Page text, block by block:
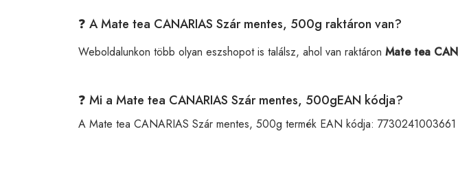
❓ A Mate tea CANARIAS Szár mentes, 500g raktáron van?
Weboldalunkon több olyan eszshopot is találsz, ahol van raktáron Mate tea
❓ Mi a Mate tea CANARIAS Szár mentes, 500gEAN kódja?
A Mate tea CANARIAS Szár mentes, 500g termék EAN kódja: 7730241003661